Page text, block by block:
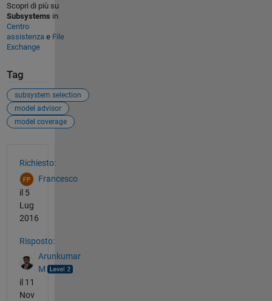
Scopri di più su
Subsystems in
Centro
assistenza e File
Exchange
Tag
subsystem selection
model advisor
model coverage
Richiesto:
Francesco
il 5
Lug
2016
Risposto:
Arunkumar
M
il 11
Nov